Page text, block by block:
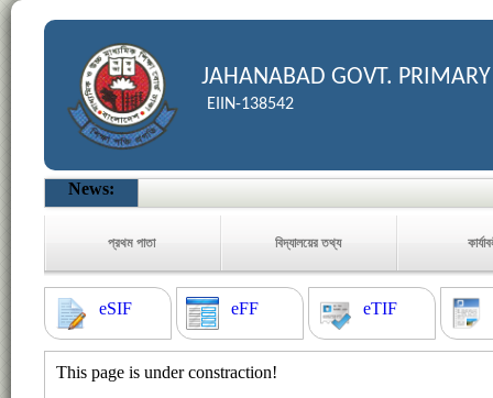
JAHANABAD GOVT.
EIIN-138542
News:
প্রথম পাতা বিদ্যালয়ের তথ্য
eSIF eFF eTIF
This page is under constraction!